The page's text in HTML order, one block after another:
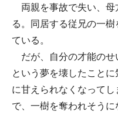
両親を事故で失い、母
る。同居する従兄の一
ている。
だが、自分の才能のせ
という夢を壊したこと
に甘えられなくなって
で、一樹を奪われそう